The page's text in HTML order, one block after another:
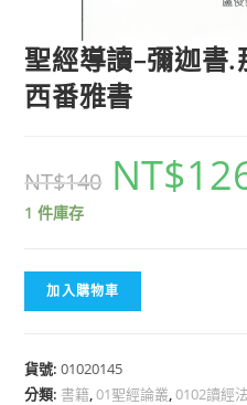
聖經導讀–彌迦書
西番雅書
NT$140 NT$
1 件庫存
加入購物車
貨號:01020145
分類: 書籍,01聖經論叢,0102讀經